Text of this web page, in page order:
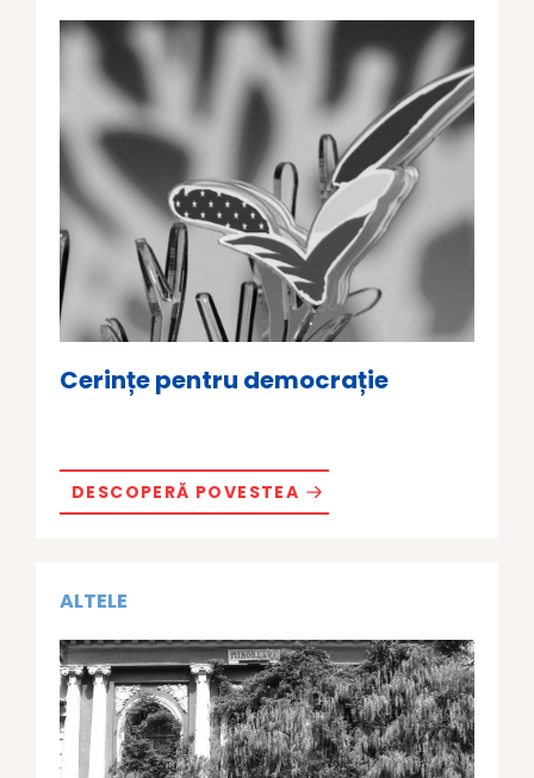
Cerințe pentru democrație
DESCOPERĂ POVESTEA
ALTELE